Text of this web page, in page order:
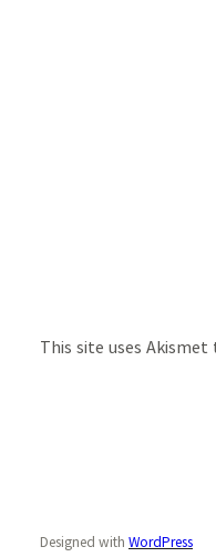
This site uses Akismet
Designed with WordPress